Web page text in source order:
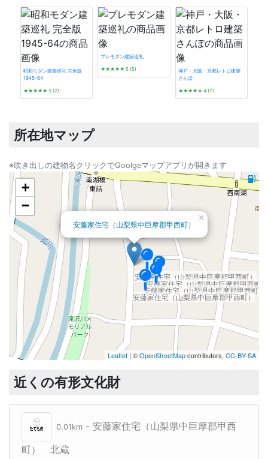
昭和モダン建築巡礼 完全版
1945-64
★★★★★ 5 (2)
プレモダン建築巡礼
★★★★★ 5 (5)
神戸・大阪・京都レトロ建築
さんぽ
★★★★☆ 4 (7)
所在地マップ
※吹き出しの建物名クリックでGoolgeマップアプリが開きます
安藤家住宅（山梨県中巨摩郡甲西町）
安藤家住宅（山梨県中巨摩郡甲西町）
安藤家住宅（山梨県中巨摩郡甲西町）
安藤家住宅（山梨県中巨摩郡甲西町）
安藤家住宅（山梨県中巨摩郡甲西町）
×
+
−
Leaflet | ©OpenStreetMapcontributors, CC-BY-SA
近くの有形文化財
0.01km - 安藤家住宅（山梨県中巨摩郡甲西
町） 北蔵